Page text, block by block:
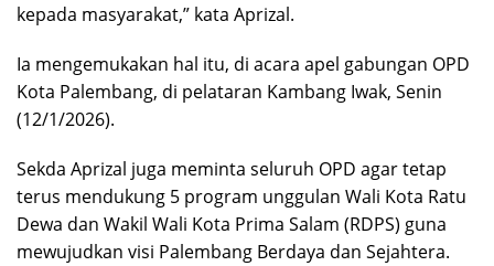
kepada masyarakat,” kata Aprizal.
Ia mengemukakan hal itu, di acara apel gabungan OPD
Kota Palembang, di pelataran Kambang Iwak, Senin
(12/1/2026).
Sekda Aprizal juga meminta seluruh OPD agar tetap
terus mendukung 5 program unggulan Wali Kota Ratu
Dewa dan Wakil Wali Kota Prima Salam (RDPS) guna
mewujudkan visi Palembang Berdaya dan Sejahtera.